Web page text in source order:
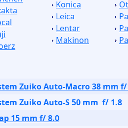
Konica
Leica
Lentar
Makinon
Zuiko Auto-Macro 38 mm f/
Zuiko Auto-S 50 mm f/ 1.8
15 mm f/ 8.0